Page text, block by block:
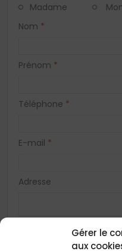
Gérer le
aux
Madame
Nom *
Prénom *
Téléphone *
E-mail *
Adresse
*